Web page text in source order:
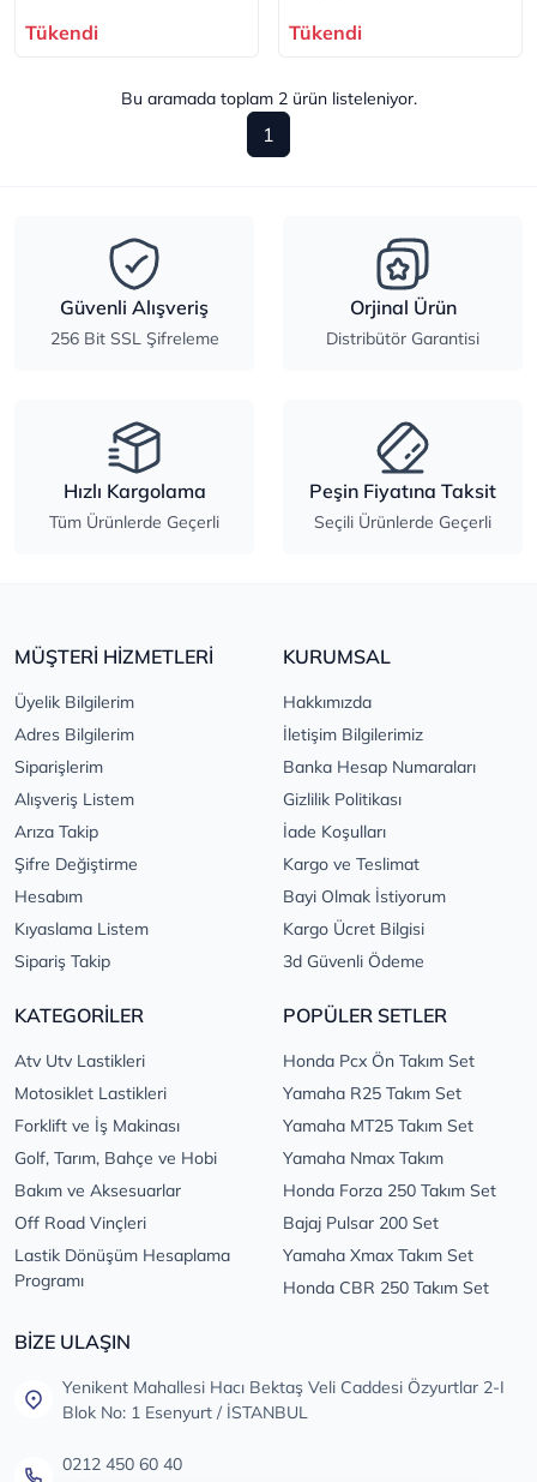
Tükendi Tükendi
Bu aramada toplam 2ürün listeleniyor.
1
Güvenli Alışveriş
256 Bit SSL Şifreleme
Orjinal Ürün
Distribütör Garantisi
Hızlı Kargolama
Tüm Ürünlerde Geçerli
Peşin Fiyatına Taksit
Seçili Ürünlerde Geçerli
MÜŞTERİ HİZMETLERİ
Üyelik Bilgilerim
Adres Bilgilerim
Siparişlerim
Alışveriş Listem
Arıza Takip
Şifre Değiştirme
Hesabım
Kıyaslama Listem
Sipariş Takip
KURUMSAL
Hakkımızda
İletişim Bilgilerimiz
Banka Hesap Numaraları
Gizlilik Politikası
İade Koşulları
Kargo ve Teslimat
Bayi Olmak İstiyorum
Kargo Ücret Bilgisi
3d Güvenli Ödeme
KATEGORİLER
Atv Utv Lastikleri
Motosiklet Lastikleri
Forklift ve İş Makinası
Golf, Tarım, Bahçe ve Hobi
Bakım ve Aksesuarlar
Off Road Vinçleri
Lastik Dönüşüm Hesaplama
Programı
POPÜLER SETLER
Honda Pcx Ön Takım Set
Yamaha R25 Takım Set
Yamaha MT25 Takım Set
Yamaha Nmax Takım
Honda Forza 250 Takım Set
Bajaj Pulsar 200 Set
Yamaha Xmax Takım Set
Honda CBR 250 Takım Set
BİZE ULAŞIN
Yenikent Mahallesi Hacı Bektaş Veli Caddesi Özyurtlar 2-I
Blok No: 1 Esenyurt / İSTANBUL
0212 450 60 40